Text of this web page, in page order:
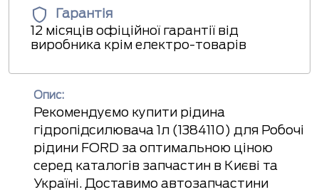
Гарантія
12 місяців офіційної гарантії від
виробника крім електро-товарів
Опис:
Рекомендуємо купити рідина
гідропідсилювача 1л (1384110) для Робочі
рідини FORD за оптимальною ціною
серед каталогів запчастин в Києві та
Україні. Доставимо автозапчастини